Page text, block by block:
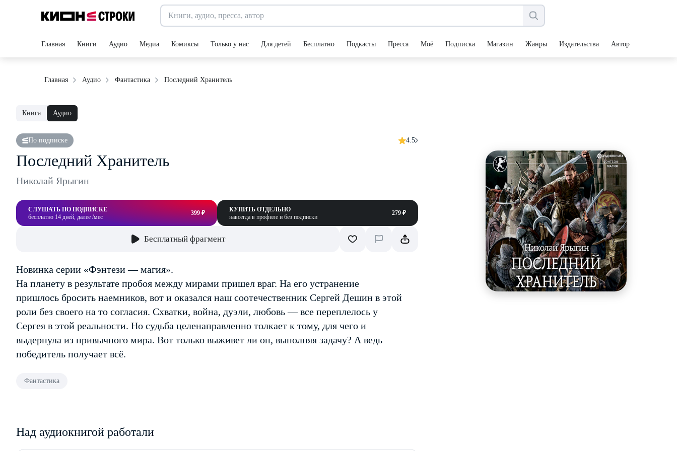
Главная Книги Аудио Медиа Комиксы Только у нас Для детей Бесплатно Подкасты Пресса Моё Подписка Магазин Жанры Издательства Авторы
Главная Аудио Фантастика Последний Хранитель
Книга Аудио
По подписке 4.5
Последний Хранитель
Николай Ярыгин
СЛУШАТЬ ПО ПОДПИСКЕ
бесплатно 14 дней, далее /мес
399 ₽
КУПИТЬ ОТДЕЛЬНО
навсегда в профиле и без подписки
279 ₽
Бесплатный фрагмент
Новинка серии «Фэнтези — магия».
На планету в результате пробоя между мирами пришел враг. На его устранение
пришлось бросить наемников, вот и оказался наш соотечественник Сергей Дешин в этой
роли без своего на то согласия. Схватки, война, дуэли, любовь — все переплелось у
Сергея в этой реальности. Но судьба целенаправленно толкает к тому, для чего и
выдернула из привычного мира. Вот только выживет ли он, выполняя задачу? А ведь
победитель получает всё.
Фантастика
Над аудиокнигой работали